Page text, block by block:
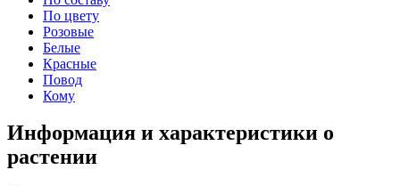
По цвету
Розовые
Белые
Красные
Повод
Кому
Информация и характеристики о
растении